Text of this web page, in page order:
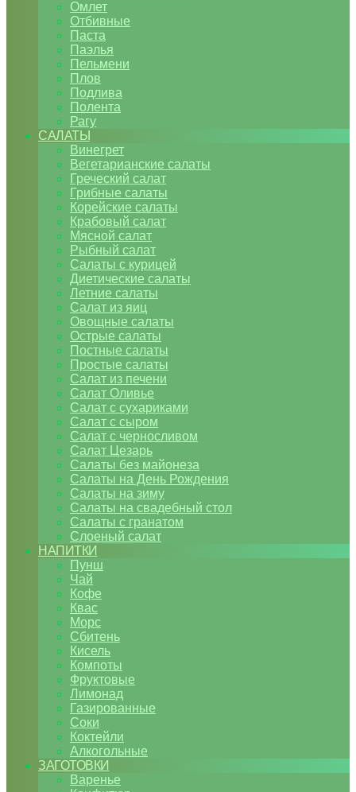
Омлет
Отбивные
Паста
Паэлья
Пельмени
Плов
Подлива
Полента
Рагу
САЛАТЫ
Винегрет
Вегетарианские салаты
Греческий салат
Грибные салаты
Корейские салаты
Крабовый салат
Мясной салат
Рыбный салат
Салаты с курицей
Диетические салаты
Летние салаты
Салат из яиц
Овощные салаты
Острые салаты
Постные салаты
Простые салаты
Салат из печени
Салат Оливье
Салат с сухариками
Салат с сыром
Салат с черносливом
Салат Цезарь
Салаты без майонеза
Салаты на День Рождения
Салаты на зиму
Салаты на свадебный стол
Салаты с гранатом
Слоеный салат
НАПИТКИ
Пунш
Чай
Кофе
Квас
Морс
Сбитень
Кисель
Компоты
Фруктовые
Лимонад
Газированные
Соки
Коктейли
Алкогольные
ЗАГОТОВКИ
Варенье